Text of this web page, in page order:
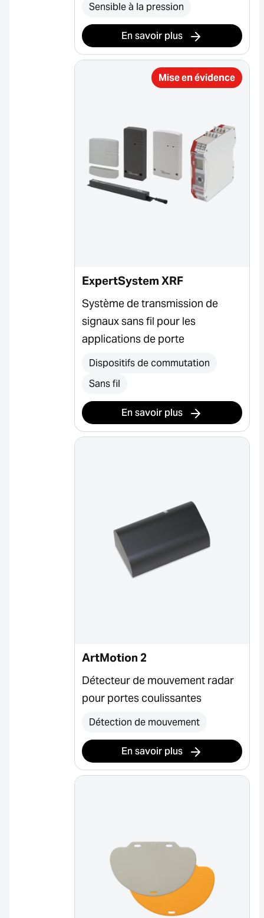
Sensible à la pression
En savoir plus
Mise en évidence
ExpertSystem XRF
Système de transmission de
signaux sans fil pour les
applications de porte
Dispositifs de commutation
Sans fil
En savoir plus
ArtMotion 2
Détecteur de mouvement radar
pour portes coulissantes
Détection de mouvement
En savoir plus